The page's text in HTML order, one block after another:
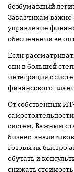
безбумажный
Заказчикам важно
управление
обеспечении ее
Если
они в большей
интеграция с
финансового
От собственных
систем. Важным
бизнес-
готовы их быстро
обучать и
снижать